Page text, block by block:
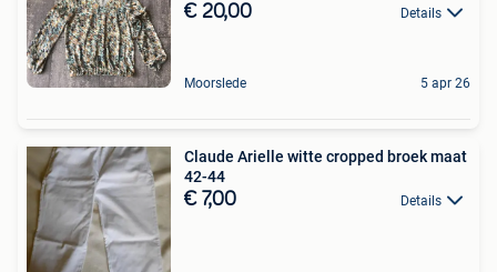
€ 20,00 Details
Moorslede 5 apr 26
Claude Arielle witte cropped broek maat
42-44
€ 7,00 Details